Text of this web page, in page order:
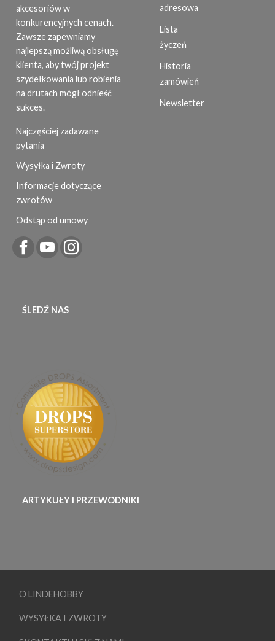
akcesoriów w
konkurencyjnych cenach.
Zawsze zapewniamy
najlepszą możliwą obsługę
klienta, aby twój projekt
szydełkowania lub robienia
na drutach mógł odnieść
sukces.
Najczęściej zadawane
pytania
Wysyłka i Zwroty
Informacje dotyczące
zwrotów
Odstąp od umowy
adresowa
Lista
życzeń
Historia
zamówień
Newsletter
ŚLEDŹ NAS
ARTYKUŁY I PRZEWODNIKI
O LINDEHOBBY
WYSYŁKA I ZWROTY